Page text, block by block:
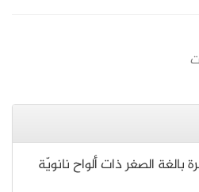
الصغر ذات ألواح نانويّة